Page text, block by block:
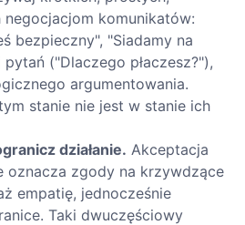
negocjacjom komunikatów:
bezpieczny", "Siadamy na
pytań ("Dlaczego płaczesz?"),
argumentowania.
stanie nie jest w stanie ich
działanie. Akceptacja
oznacza zgody na krzywdzące
empatię, jednocześnie
Taki dwuczęściowy